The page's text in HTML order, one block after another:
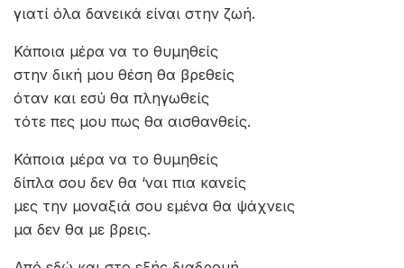
γιατί όλα δανεικά είναι στην ζωή.
Κάποια μέρα να το θυμηθείς
στην δική μου θέση θα βρεθείς
όταν και εσύ θα πληγωθείς
τότε πες μου πως θα αισθανθείς.
Κάποια μέρα να το θυμηθείς
δίπλα σου δεν θα ‘ναι πια κανείς
μες την μοναξιά σου εμένα θα ψάχνεις
μα δεν θα με βρεις.